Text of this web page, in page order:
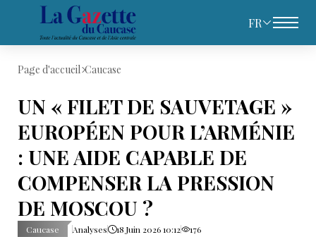
FR
Page d'accueil Caucase
UN « FILET DE SAUVETAGE »
EUROPÉEN POUR L’ARMÉNIE
: UNE AIDE CAPABLE DE
COMPENSER LA PRESSION
DE MOSCOU ?
Caucase Analyses 18 Juin 2026 10:12 176